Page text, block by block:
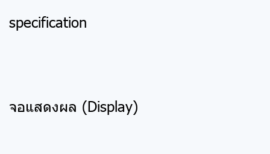
specification
จอแสดงผล (Display)